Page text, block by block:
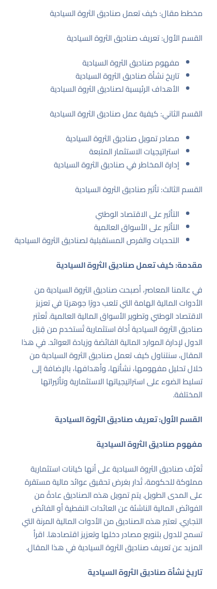
مخطط مقال: كيف تعمل صناديق الثروة السيادية
القسم الأول: تعريف صناديق الثروة السيادية
مفهوم صناديق الثروة السيادية
تاريخ نشأة صناديق الثروة السيادية
الأهداف الرئيسية لصناديق الثروة السيادية
القسم الثاني: كيفية عمل صناديق الثروة السيادية
مصادر تمويل صناديق الثروة السيادية
استراتيجيات الاستثمار المتبعة
إدارة المخاطر في صناديق الثروة السيادية
القسم الثالث: تأثير صناديق الثروة السيادية
التأثير على الاقتصاد الوطني
التأثير على الأسواق العالمية
التحديات والفرص المستقبلية لصناديق الثروة السيادية
مقدمة: كيف تعمل صناديق الثروة السيادية
في عالمنا المعاصر، أصبحت صناديق الثروة السيادية من
الأدوات المالية الهامة التي تلعب دورًا جوهريًا في تعزيز
الاقتصاد الوطني وتطوير الأسواق المالية العالمية. تُعتَبَر
صناديق الثروة السيادية أداة استثمارية تُستخدم من قِبَل
الدول لإدارة الموارد المالية الفائضة وزيادة العوائد. في هذا
المقال، سنتناول كيف تعمل صناديق الثروة السيادية من
خلال تحليل مفهومها، نشأتها، وأهدافها، بالإضافة إلى
تسليط الضوء على استراتيجياتها الاستثمارية وتأثيراتها
المختلفة.
القسم الأول: تعريف صناديق الثروة السيادية
مفهوم صناديق الثروة السيادية
تُعَرَّف صناديق الثروة السيادية على أنها كيانات استثمارية
مملوكة للحكومة، تُدار بغرض تحقيق عوائد مالية مستقرة
على المدى الطويل. يتم تمويل هذه الصناديق عادةً من
الفوائض المالية الناشئة عن العائدات النفطية أو الفائض
التجاري. تعتبر هذه الصناديق من الأدوات المالية المرنة التي
تسمح للدول بتنويع مصادر دخلها وتعزيز اقتصادها. اقرأ
المزيد عن تعريف صناديق الثروة السيادية في هذا المقال.
تاريخ نشأة صناديق الثروة السيادية